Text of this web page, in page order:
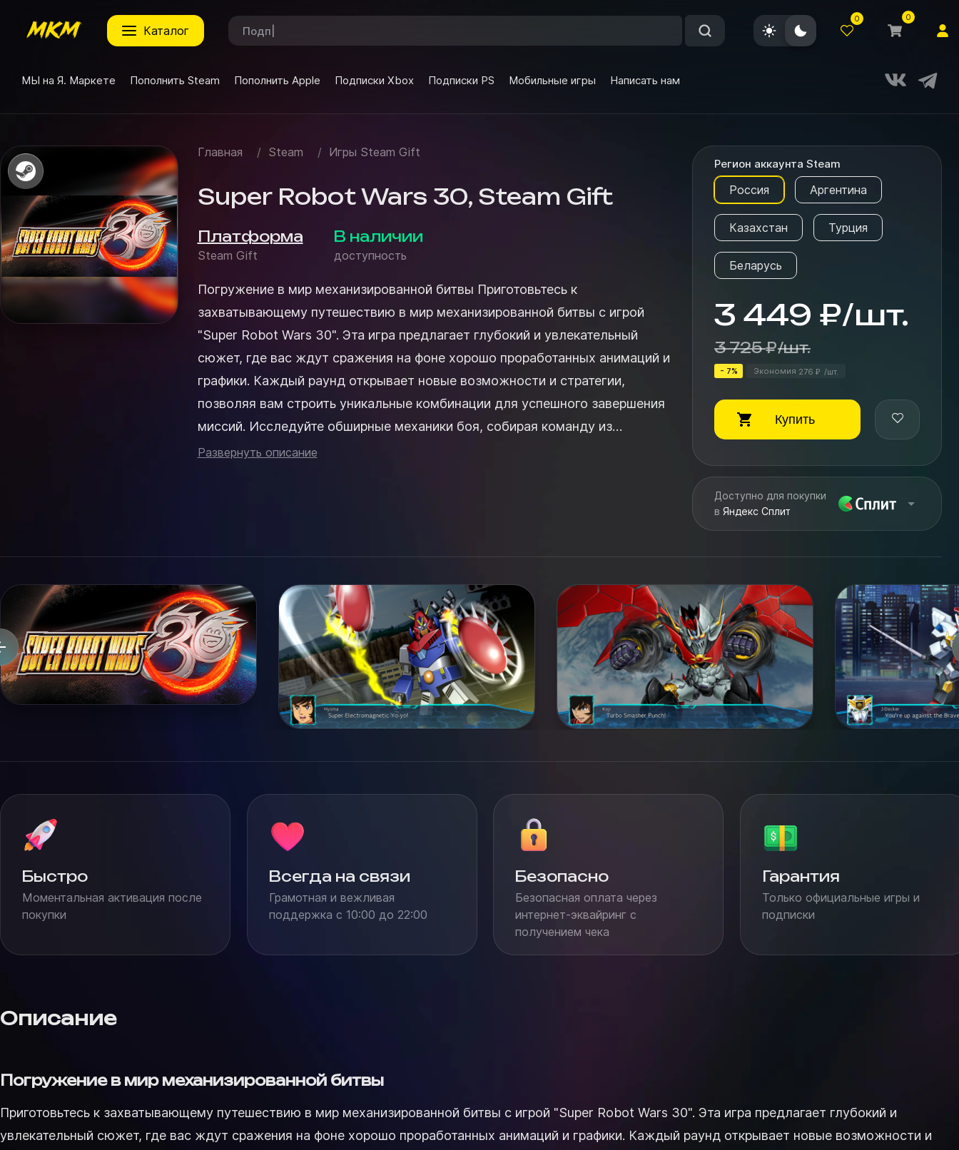
каталог
0 0
МЫ на Я. Маркете Пополнить Steam Пополнить Apple Подписки Xbox Подписки PS Мобильные игры Написать нам
Главная / Steam / Игры Steam Gift
Super Robot Wars 30, Steam Gift
Платформа
Steam Gift
В наличии
доступность
Погружение в мир механизированной битвы Приготовьтесь к
захватывающему путешествию в мир механизированной битвы с игрой
"Super Robot Wars 30". Эта игра предлагает глубокий и увлекательный
сюжет, где вас ждут сражения на фоне хорошо проработанных анимаций и
графики. Каждый раунд открывает новые возможности и стратегии,
позволяя вам строить уникальные комбинации для успешного завершения
миссий. Исследуйте обширные механики боя, собирая команду из
легендарных роботов. Вы ощутите настоящий ...
Развернуть описание
Регион аккаунта Steam
Россия Аргентина
Казахстан Турция
Беларусь
3 449 ₽/шт.
3 725 ₽/шт.
- 7% Экономия 276 ₽ /шт.
Купить
Доступно для покупки
в Яндекс Сплит
Быстро
Моментальная активация после
покупки
Всегда на связи
Грамотная и вежливая
поддержка с 10:00 до 22:00
Безопасно
Безопасная оплата через
интернет-эквайринг с
получением чека
Гарантия
Только официальные игры и
подписки
Описание
Погружение в мир механизированной битвы
Приготовьтесь к захватывающему путешествию в мир механизированной битвы с игрой "Super Robot Wars 30". Эта игра предлагает глубокий и
увлекательный сюжет, где вас ждут сражения на фоне хорошо проработанных анимаций и графики. Каждый раунд открывает новые возможности и